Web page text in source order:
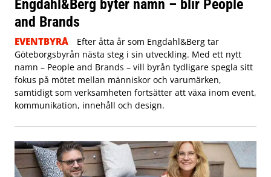
Engdahl&Berg byter namn – blir People
and Brands
EVENTBYRÅ
Efter åtta år som Engdahl&Berg tar
Göteborgsbyrån nästa steg i sin utveckling. Med ett nytt
namn – People and Brands – vill byrån tydligare spegla sitt
fokus på mötet mellan människor och varumärken,
samtidigt som verksamheten fortsätter att växa inom event,
kommunikation, innehåll och design.